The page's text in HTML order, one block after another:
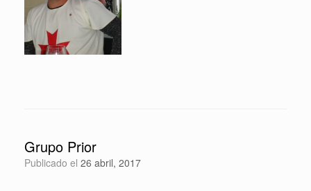
Grupo Prior
Publicado el 26 abril, 2017